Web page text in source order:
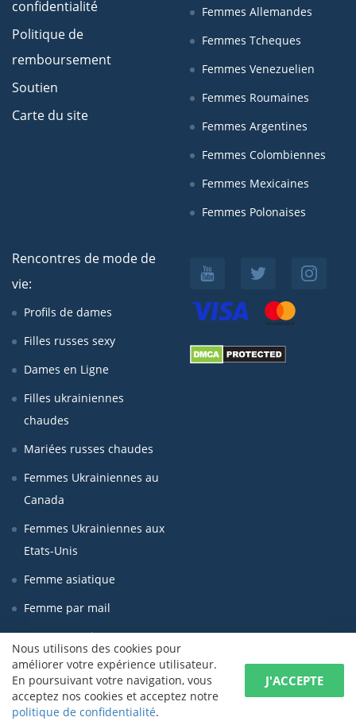
confidentialité
Politique de
remboursement
Soutien
Carte du site
Femmes Allemandes
Femmes Tcheques
Femmes Venezuelien
Femmes Roumaines
Femmes Argentines
Femmes Colombiennes
Femmes Mexicaines
Femmes Polonaises
Rencontres de mode de
vie:
Profils de dames
Filles russes sexy
Dames en Ligne
Filles ukrainiennes
chaudes
Mariées russes chaudes
Femmes Ukrainiennes au
Canada
Femmes Ukrainiennes aux
Etats-Unis
Femme asiatique
Femme par mail
Femmes seniors
© LadaDate 2026 Tous les droits sont réservés
Nous utilisons des cookies pour
améliorer votre expérience utilisateur.
En poursuivant votre navigation, vous
acceptez nos cookies et acceptez notre
politique de confidentialité.
J'ACCEPTE